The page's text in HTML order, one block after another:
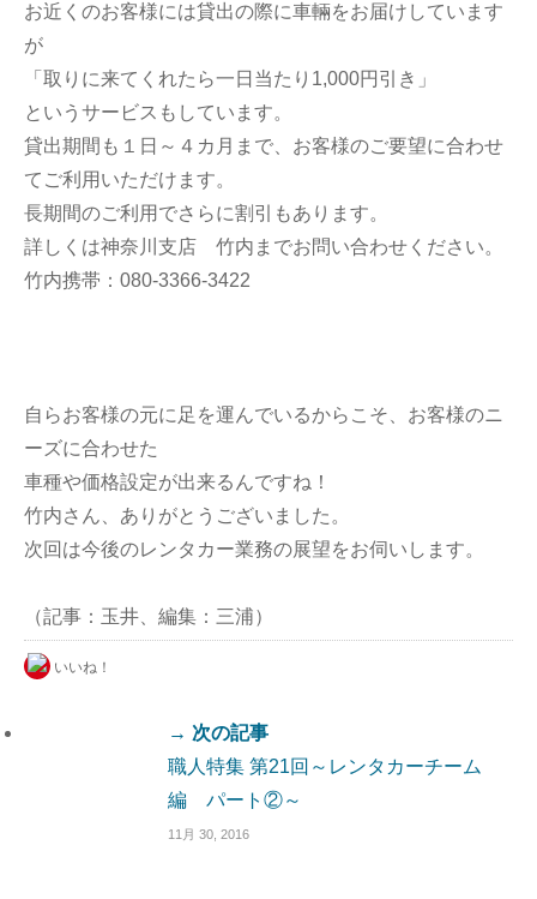
お近くのお客様には貸出の際に車輛をお届けしています
が
「取りに来てくれたら一日当たり1,000円引き」
というサービスもしています。
貸出期間も１日～４カ月まで、お客様のご要望に合わせ
てご利用いただけます。
長期間のご利用でさらに割引もあります。
詳しくは神奈川支店 竹内までお問い合わせください。
竹内携帯：080-3366-3422
自らお客様の元に足を運んでいるからこそ、お客様のニ
ーズに合わせた
車種や価格設定が出来るんですね！
竹内さん、ありがとうございました。
次回は今後のレンタカー業務の展望をお伺いします。
（記事：玉井、編集：三浦）
いいね！
→ 次の記事
職人特集 第21回～レンタカーチーム
編 パート②～
11月 30, 2016